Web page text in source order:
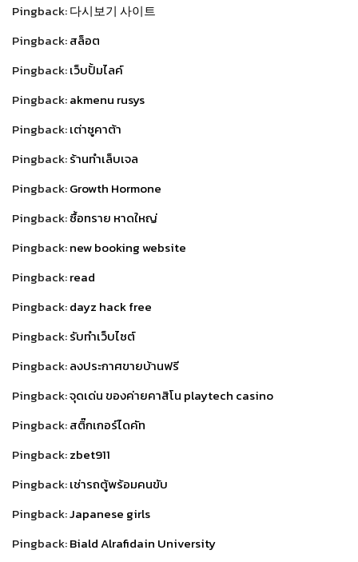
Pingback:다시보기 사이트
Pingback:สล็อต
Pingback:เว็บปั้มไลค์
Pingback:akmenu rusys
Pingback:เต่าซูคาต้า
Pingback:ร้านทำเล็บเจล
Pingback:Growth Hormone
Pingback:ซื้อทราย หาดใหญ่
Pingback:new booking website
Pingback:read
Pingback:dayz hack free
Pingback:รับทำเว็บไซต์
Pingback:ลงประกาศขายบ้านฟรี
Pingback:จุดเด่น ของค่ายคาสิโน playtech casino
Pingback:สติ๊กเกอร์ไดคัท
Pingback:zbet911
Pingback:เช่ารถตู้พร้อมคนขับ
Pingback:Japanese girls
Pingback:Biald Alrafidain University